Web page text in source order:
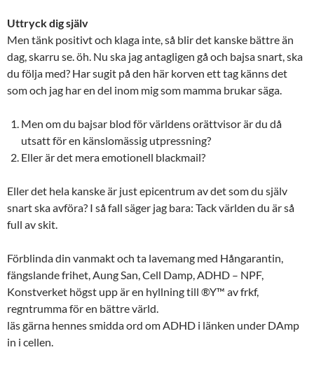
Uttryck dig själv
Men tänk positivt och klaga inte, så blir det kanske bättre än
dag, skarru se. öh. Nu ska jag antagligen gå och bajsa snart, ska
du följa med? Har sugit på den här korven ett tag känns det
som och jag har en del inom mig som mamma brukar säga.
Men om du bajsar blod för världens orättvisor är du då
utsatt för en känslomässig utpressning?
Eller är det mera emotionell blackmail?
Eller det hela kanske är just epicentrum av det som du själv
snart ska avföra? I så fall säger jag bara: Tack världen du är så
full av skit.
Förblinda din vanmakt och ta lavemang med Hångarantin,
fängslande frihet, Aung San, Cell Damp, ADHD – NPF,
Konstverket högst upp är en hyllning till ®Y™ av frkf,
regntrumma för en bättre värld.
läs gärna hennes smidda ord om ADHD i länken under DAmp
in i cellen.